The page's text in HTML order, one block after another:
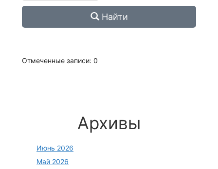
Найти
Отмеченные записи: 0
Архивы
Июнь 2026
Май 2026